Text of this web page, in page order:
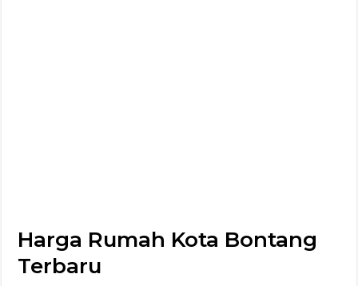
Harga Rumah Kota Bontang
Terbaru